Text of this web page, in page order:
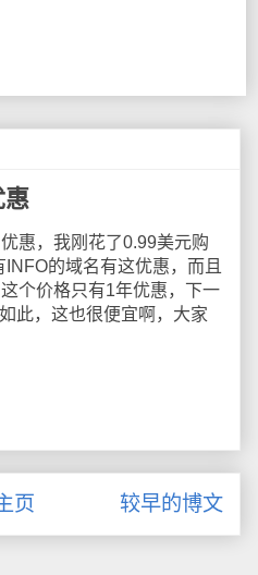
惠
，我刚花了0.99美元购
的域名有这优惠，而且
价格只有1年优惠，下一
此，这也很便宜啊，大家
较早的博文
页